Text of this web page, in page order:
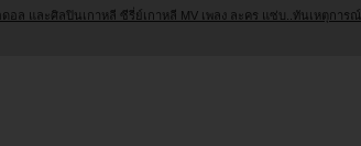
ดอล และศิลปินเกาหลี ซีรี่ย์เกาหลี MV เพลง ละคร แซ่บ..ทันเหตุการณ์